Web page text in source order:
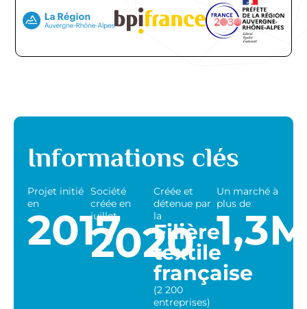
Informations clés
Projet initié
en
2017
Société
créée en
juillet
2020
Créée et
détenue par
la
Filière
textile
française
(2 200
entreprises)
Un marché à
plus de